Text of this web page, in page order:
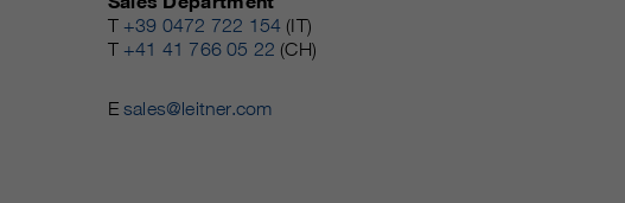
T +39 0472 722 154 (IT)
T +41 41 766 05 22 (CH)
Esales@leitner.com